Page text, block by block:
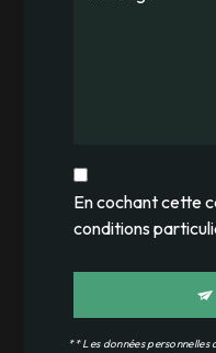
En cochant cette
conditions
** Les données personnelles